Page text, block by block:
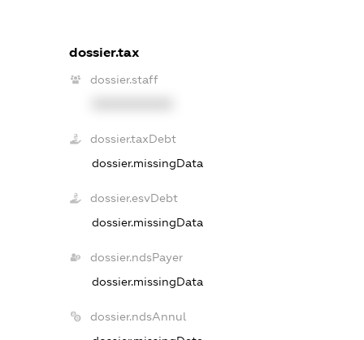
dossier.tax
dossier.staff
dossier.taxDebt
dossier.missingData
dossier.esvDebt
dossier.missingData
dossier.ndsPayer
dossier.missingData
dossier.ndsAnnul